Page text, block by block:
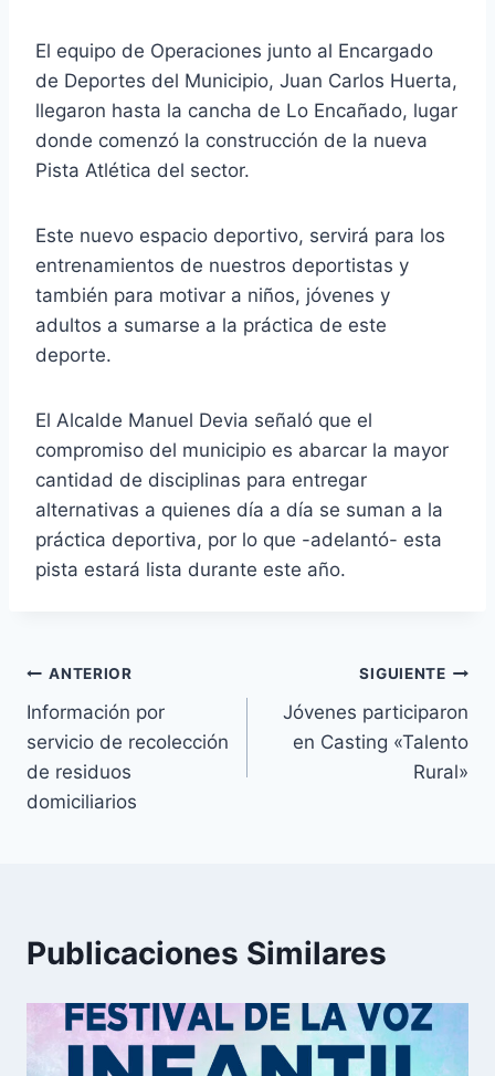
El equipo de Operaciones junto al Encargado
de Deportes del Municipio, Juan Carlos Huerta,
llegaron hasta la cancha de Lo Encañado, lugar
donde comenzó la construcción de la nueva
Pista Atlética del sector.
Este nuevo espacio deportivo, servirá para los
entrenamientos de nuestros deportistas y
también para motivar a niños, jóvenes y
adultos a sumarse a la práctica de este
deporte.
El Alcalde Manuel Devia señaló que el
compromiso del municipio es abarcar la mayor
cantidad de disciplinas para entregar
alternativas a quienes día a día se suman a la
práctica deportiva, por lo que -adelantó- esta
pista estará lista durante este año.
ANTERIOR
Información por
servicio de recolección
de residuos
domiciliarios
SIGUIENTE
Jóvenes participaron
en Casting «Talento
Rural»
Publicaciones Similares